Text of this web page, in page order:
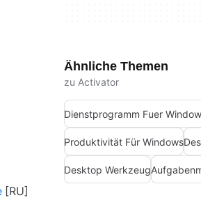
Ähnliche Themen
zu Activator
Dienstprogramm Fuer
Produktivität Für Windows
Desktop Werkzeug